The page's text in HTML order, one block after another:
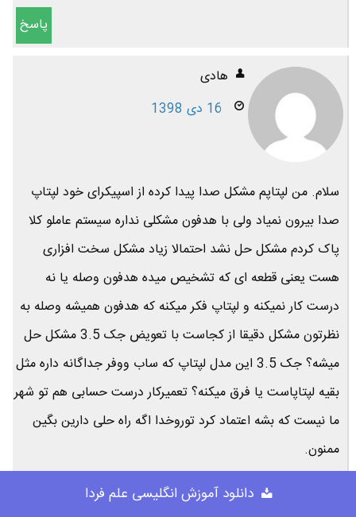
پاسخ
هادی
16 دی 1398
سلام. من لپتاپم مشکل صدا پیدا کرده از اسپیکرای خود لپتاپ
صدا بیرون نمیاد ولی با هدفون مشکلی نداره سیستم عاملو کلا
پاک کردم مشکل حل نشد احتمالا زیاد مشکل سخت افزاری
هست یعنی قطعه ای که تشخیص میده هدفون وصله یا نه
درست کار نمیکنه و لپتاپ فکر میکنه که هدفون همیشه وصله به
نظرتون مشکل دقیقا از کجاست با تعویض جک 3.5 مشکل حل
میشه؟ جک 3.5 این مدل لپتاپ که ساب ووفر جداگانه داره مثل
بقیه لپتاپاست یا فرق میکنه؟ تعمیرکار درست حسابی هم تو شهر
ما نیست که بشه اعتماد کرد توروخدا اگه راه حلی دارین بگین
ممنون.
دانلود آموزش انگلیسی علم فردا